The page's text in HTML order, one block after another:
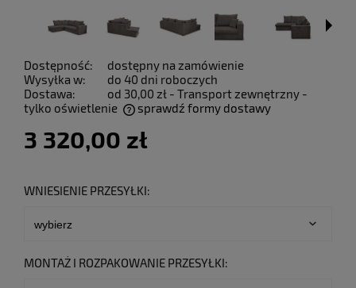
Dostępność:
dostępny na zamówienie
Wysyłka w:
do 40 dni roboczych
Dostawa:
od 30,00 zł - Transport zewnętrzny -
tylko oświetlenie
sprawdź formy dostawy
3 320,00 zł
WNIESIENIE PRZESYŁKI:
MONTAŻ I ROZPAKOWANIE PRZESYŁKI: